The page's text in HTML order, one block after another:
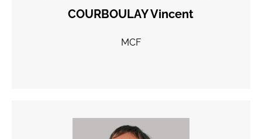
COURBOULAY Vincent
MCF